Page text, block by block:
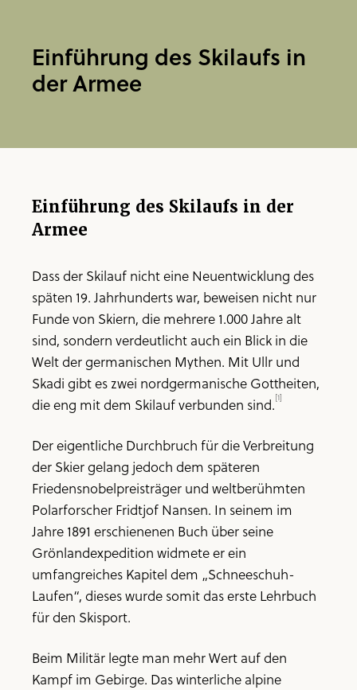
Einführung des Skilaufs in
der Armee
Einführung des Skilaufs in der
Armee
Dass der Skilauf nicht eine Neuentwicklung des
späten 19. Jahrhunderts war, beweisen nicht nur
Funde von Skiern, die mehrere 1.000 Jahre alt
sind, sondern verdeutlicht auch ein Blick in die
Welt der germanischen Mythen. Mit Ullr und
Skadi gibt es zwei nordgermanische Gottheiten,
die eng mit dem Skilauf verbunden sind.[1]
Der eigentliche Durchbruch für die Verbreitung
der Skier gelang jedoch dem späteren
Friedensnobelpreisträger und weltberühmten
Polarforscher Fridtjof Nansen. In seinem im
Jahre 1891 erschienenen Buch über seine
Grönlandexpedition widmete er ein
umfangreiches Kapitel dem „Schneeschuh-
Laufen“, dieses wurde somit das erste Lehrbuch
für den Skisport.
Beim Militär legte man mehr Wert auf den
Kampf im Gebirge. Das winterliche alpine